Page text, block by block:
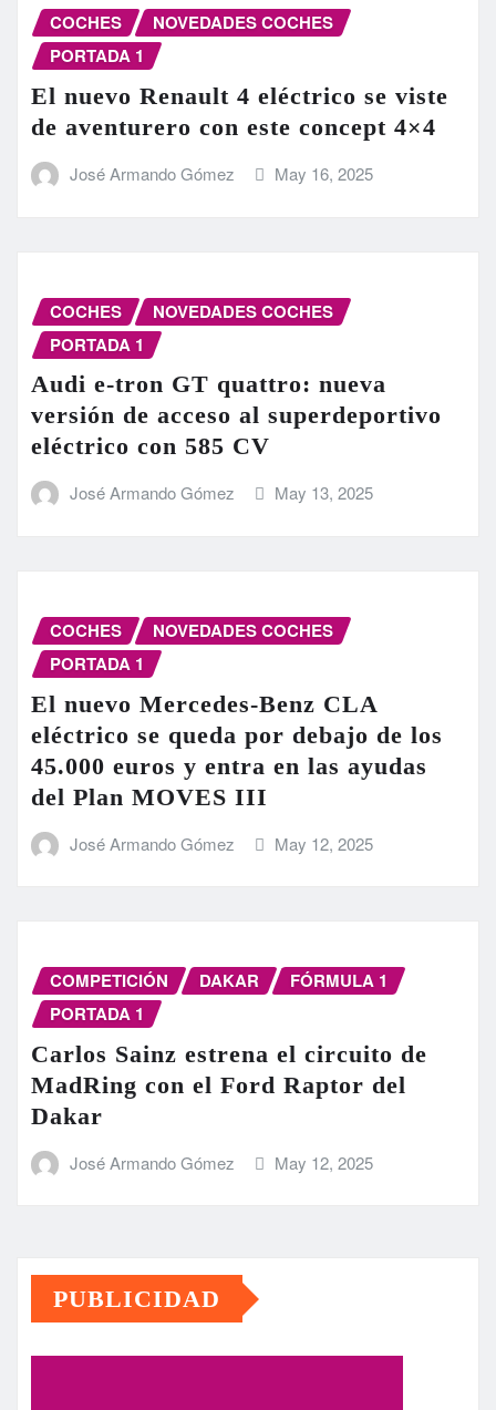
COCHES
NOVEDADES COCHES
PORTADA 1
El nuevo Renault 4 eléctrico se viste
de aventurero con este concept 4×4
José Armando Gómez May 16, 2025
COCHES
NOVEDADES COCHES
PORTADA 1
Audi e-tron GT quattro: nueva
versión de acceso al superdeportivo
eléctrico con 585 CV
José Armando Gómez May 13, 2025
COCHES
NOVEDADES COCHES
PORTADA 1
El nuevo Mercedes-Benz CLA
eléctrico se queda por debajo de los
45.000 euros y entra en las ayudas
del Plan MOVES III
José Armando Gómez May 12, 2025
COMPETICIÓN DAKAR
FÓRMULA 1
PORTADA 1
Carlos Sainz estrena el circuito de
MadRing con el Ford Raptor del
Dakar
José Armando Gómez May 12, 2025
PUBLICIDAD